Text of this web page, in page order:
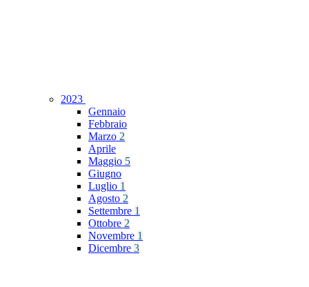
2023
Gennaio
Febbraio
Marzo 2
Aprile
Maggio 5
Giugno
Luglio 1
Agosto 2
Settembre 1
Ottobre 2
Novembre 1
Dicembre 3